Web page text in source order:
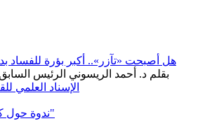
هل أصبحت «تآزر».. أكبر بؤرة للفساد
الإسناد العلمي
ندوة حول كتاب "العدالة الاجتماعية في الإسلام"